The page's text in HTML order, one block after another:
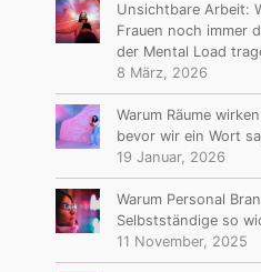
Unsichtbare Arbeit:
Frauen noch immer
der Mental Load
8 März, 2026
Warum Räume
bevor wir ein Wort
19 Januar, 2026
Warum Personal
Selbstständige so
11 November, 2025